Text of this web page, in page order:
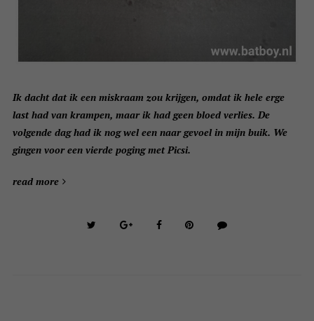
Ik dacht dat ik een miskraam zou krijgen, omdat ik hele erge
last had van krampen, maar ik had geen bloed verlies. De
volgende dag had ik nog wel een naar gevoel in mijn buik. We
gingen voor een vierde poging met Picsi.
read more